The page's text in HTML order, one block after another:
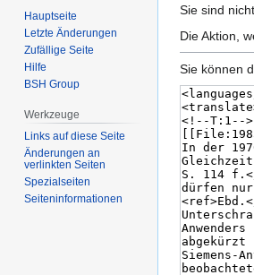
Zur
Navigation
Zur
Suche
Sie sind
Die Aktion,
Sie können
Hauptseite
Letzte Änderungen
Zufällige Seite
Hilfe
BSH Group
Werkzeuge
Links auf diese Seite
Änderungen an
verlinkten Seiten
Spezialseiten
Seiten­informationen